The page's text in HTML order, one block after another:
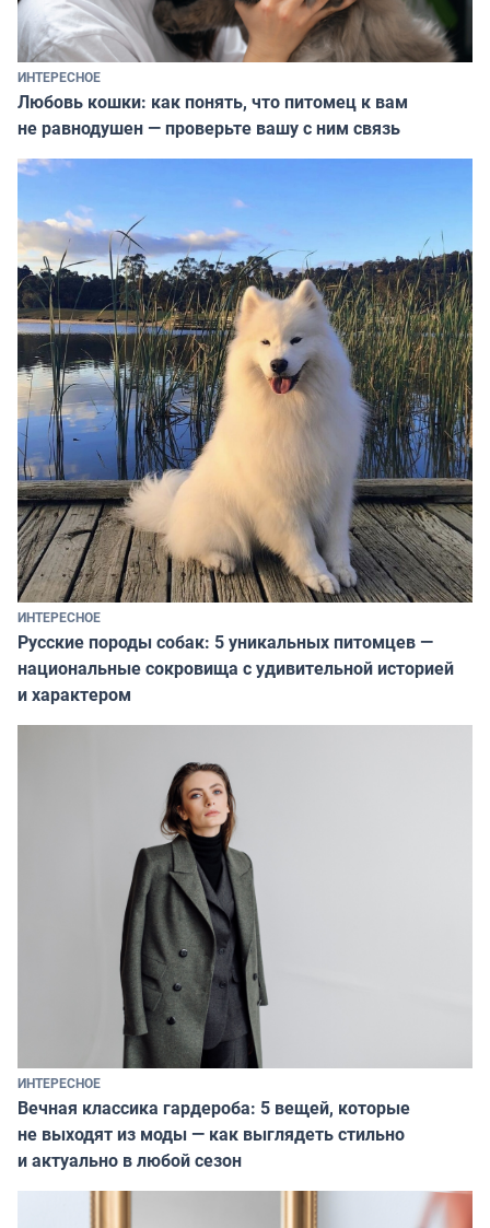
ИНТЕРЕСНОЕ
Любовь кошки: как понять, что питомец к вам
не равнодушен — проверьте вашу с ним связь
ИНТЕРЕСНОЕ
Русские породы собак: 5 уникальных питомцев —
национальные сокровища с удивительной историей
и характером
ИНТЕРЕСНОЕ
Вечная классика гардероба: 5 вещей, которые
не выходят из моды — как выглядеть стильно
и актуально в любой сезон